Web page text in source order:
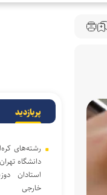
پربازدید
رشته‌های
دانشگاه
استادان
خارجی